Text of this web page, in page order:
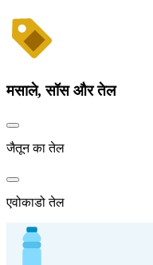
मसाले, सॉस और तेल
जैतून का तेल
एवोकाडो तेल